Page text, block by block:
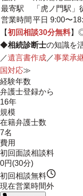
最寄駅
「虎ノ門駅」
営業時間 平日 9:00〜
【初回相談30分無料】
◆相続診断士の知識を
／遺言書作成 ／事業承
国対応≫
経験年数
弁護士登録から
16年
規模
在籍弁護士数
7名
費用
初回面談相談料
0円(30分)
初回相談無料
現在営業時間外